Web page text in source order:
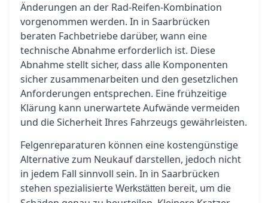
Änderungen an der Rad-Reifen-Kombination
vorgenommen werden. In in Saarbrücken
beraten Fachbetriebe darüber, wann eine
technische Abnahme erforderlich ist. Diese
Abnahme stellt sicher, dass alle Komponenten
sicher zusammenarbeiten und den gesetzlichen
Anforderungen entsprechen. Eine frühzeitige
Klärung kann unerwartete Aufwände vermeiden
und die Sicherheit Ihres Fahrzeugs gewährleisten.
Felgenreparaturen können eine kostengünstige
Alternative zum Neukauf darstellen, jedoch nicht
in jedem Fall sinnvoll sein. In in Saarbrücken
stehen spezialisierte Werkstätten bereit, um die